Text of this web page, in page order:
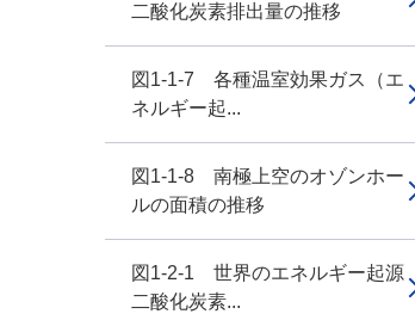
二酸化炭素排出量の推移
図1-1-7 各種温室効果ガス（エ
ネルギー起...
図1-1-8 南極上空のオゾンホー
ルの面積の推移
図1-2-1 世界のエネルギー起源
二酸化炭素...